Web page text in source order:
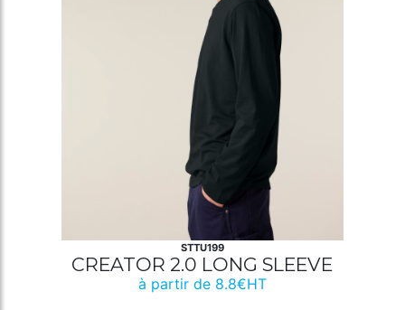
STTU199
CREATOR 2.0 LONG SLEEVE
à partir de 8.8€HT